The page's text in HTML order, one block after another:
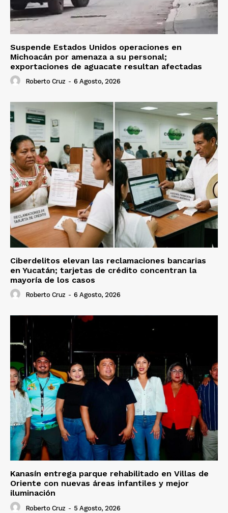
Suspende Estados Unidos operaciones en
Michoacán por amenaza a su personal;
exportaciones de aguacate resultan afectadas
Roberto Cruz - 6 Agosto, 2026
Ciberdelitos elevan las reclamaciones bancarias
en Yucatán; tarjetas de crédito concentran la
mayoría de los casos
Roberto Cruz - 6 Agosto, 2026
Kanasín entrega parque rehabilitado en Villas de
Oriente con nuevas áreas infantiles y mejor
iluminación
Roberto Cruz - 5 Agosto, 2026